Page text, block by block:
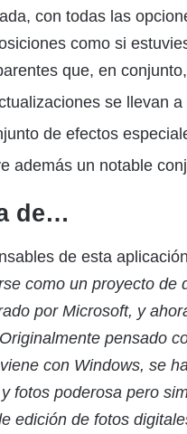
con todas las
como si
que, en
se llevan
de efectos
además un notable
de…
de esta
como un proyecto de
por Microsoft, y
pensado
con Windows, se
fotos poderosa pero
edición de fotos